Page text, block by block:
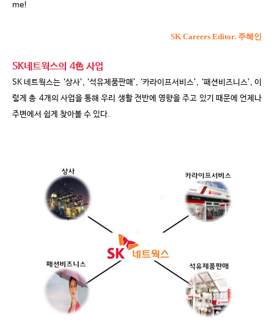
me!
SK Careers Editor. 주혜인
SK네트웍스의 4色 사업
SK네트웍스는 ‘상사’, ‘석유제품판매’, ‘카라이프서비스’, ‘패션비즈니스’,이
렇게 총 4개의 사업을 통해 우리 생활 전반에 영향을 주고 있기 때문에 언제나
주변에서 쉽게 찾아볼 수 있다.